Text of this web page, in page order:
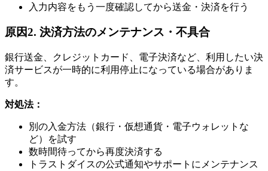
入力内容をもう一度確認してから送金・決済を行う
原因2. 決済方法のメンテナンス・不具合
銀行送金、クレジットカード、電子決済など、利用したい決
済サービスが一時的に利用停止になっている場合がありま
す。
対処法：
別の入金方法（銀行・仮想通貨・電子ウォレットな
ど）を試す
数時間待ってから再度決済する
トラストダイスの公式通知やサポートにメンテナンス